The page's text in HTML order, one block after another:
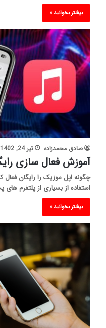
بیشتر بخوانید »
صادق محمدزاده تیر 24, 1402
آموزش فعال سازی
چگونه اپل موزیک را رایگان
استفاده از بسیاری از پلتفرم
بیشتر بخوانید »